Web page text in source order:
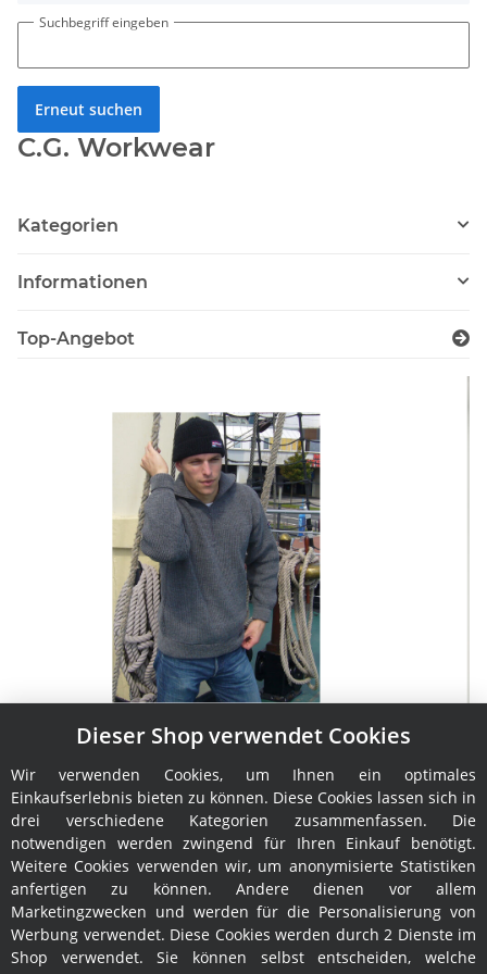
Suchbegriff eingeben
Erneut suchen
C.G. Workwear
Kategorien
Informationen
Top-Angebot
Troyer Leuchtfeuer Admiral
129,95 €*
Dieser Shop verwendet Cookies
Wir verwenden Cookies, um Ihnen ein optimales
Einkaufserlebnis bieten zu können. Diese Cookies lassen sich in
drei verschiedene Kategorien zusammenfassen. Die
notwendigen werden zwingend für Ihren Einkauf benötigt.
Weitere Cookies verwenden wir, um anonymisierte Statistiken
anfertigen zu können. Andere dienen vor allem
Marketingzwecken und werden für die Personalisierung von
Werbung verwendet. Diese Cookies werden durch 2 Dienste im
Shop verwendet. Sie können selbst entscheiden, welche